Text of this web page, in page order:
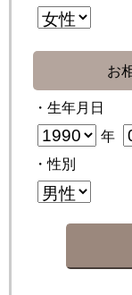
お
・生年月日
年
・性別